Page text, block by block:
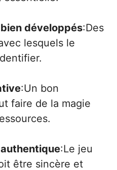
développés:Des
lesquels le
:Un bon
faire de la magie
:Le jeu
être sincère et